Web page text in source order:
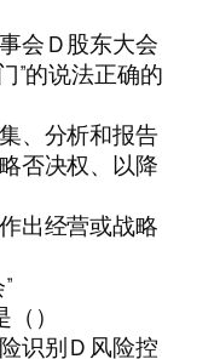
会Ｄ股东大会
”的说法正确的
、分析和报告
否决权、以降
出经营或战略
）
识别Ｄ风险控